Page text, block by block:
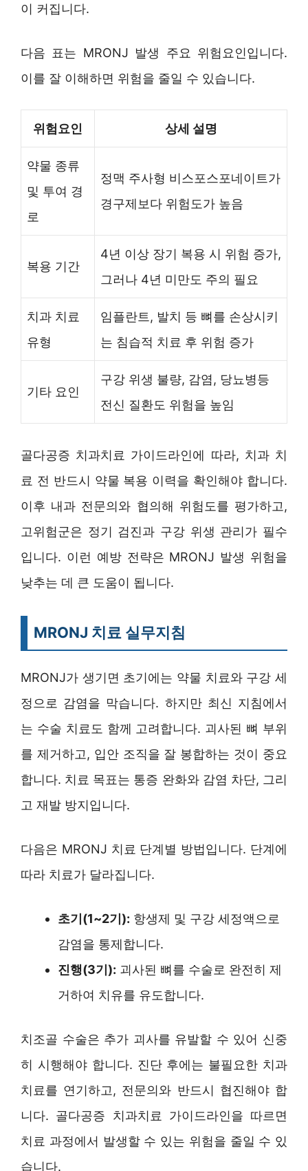
이 커집니다.
다음 표는 MRONJ 발생 주요 위험요인입니다.
이를 잘 이해하면 위험을 줄일 수 있습니다.
위험요인 상세 설명
약물 종류
및 투여 경
로
정맥 주사형 비스포스포네이트가
경구제보다 위험도가 높음
복용 기간
4년 이상 장기 복용 시 위험 증가,
그러나 4년 미만도 주의 필요
치과 치료
유형
임플란트, 발치 등 뼈를 손상시키
는 침습적 치료 후 위험 증가
기타 요인
구강 위생 불량, 감염, 당뇨병등
전신 질환도 위험을 높임
골다공증 치과치료 가이드라인에 따라, 치과 치
료 전 반드시 약물 복용 이력을 확인해야 합니다.
이후 내과 전문의와 협의해 위험도를 평가하고,
고위험군은 정기 검진과 구강 위생 관리가 필수
입니다. 이런 예방 전략은 MRONJ 발생 위험을
낮추는 데 큰 도움이 됩니다.
MRONJ 치료 실무지침
MRONJ가 생기면 초기에는 약물 치료와 구강 세
정으로 감염을 막습니다. 하지만 최신 지침에서
는 수술 치료도 함께 고려합니다. 괴사된 뼈 부위
를 제거하고, 입안 조직을 잘 봉합하는 것이 중요
합니다. 치료 목표는 통증 완화와 감염 차단, 그리
고 재발 방지입니다.
다음은 MRONJ 치료 단계별 방법입니다. 단계에
따라 치료가 달라집니다.
초기(1~2기): 항생제 및 구강 세정액으로
감염을 통제합니다.
진행(3기): 괴사된 뼈를 수술로 완전히 제
거하여 치유를 유도합니다.
치조골 수술은 추가 괴사를 유발할 수 있어 신중
히 시행해야 합니다. 진단 후에는 불필요한 치과
치료를 연기하고, 전문의와 반드시 협진해야 합
니다. 골다공증 치과치료 가이드라인을 따르면
치료 과정에서 발생할 수 있는 위험을 줄일 수 있
습니다.